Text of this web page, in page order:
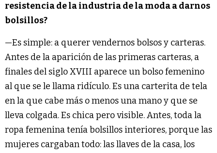
resistencia de la industria de la moda a darnos
bolsillos?
—Es simple: a querer vendernos bolsos y carteras.
Antes de la aparición de las primeras carteras, a
finales del siglo XVIII aparece un bolso femenino
al que se le llama ridículo. Es una carterita de tela
en la que cabe más o menos una mano y que se
lleva colgada. Es chica pero visible. Antes, toda la
ropa femenina tenía bolsillos interiores, porque las
mujeres cargaban todo: las llaves de la casa, los